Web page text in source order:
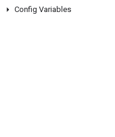
Config Variables